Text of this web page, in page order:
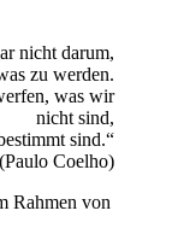
nicht darum,
zu werden.
was wir
nicht sind,
sind.“
(Paulo Coelho)
Rahmen von